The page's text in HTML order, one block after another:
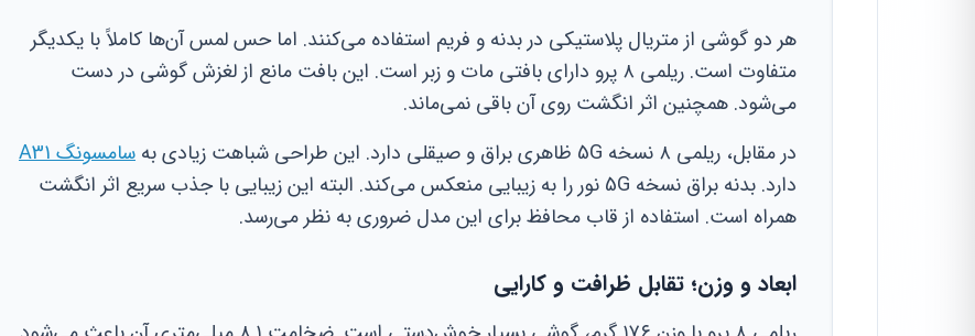
هر دو گوشی از متریال پلاستیکی در بدنه و فریم استفاده می‌کنند. اما حس لمس آن‌ها کاملاً با یکدیگر
متفاوت است. ریلمی ۸ پرو دارای بافتی مات و زبر است. این بافت مانع از لغزش گوشی در دست
می‌شود. همچنین اثر انگشت روی آن باقی نمی‌ماند.
در مقابل، ریلمی ۸ نسخه 5G ظاهری براق و صیقلی دارد. این طراحی شباهت زیادی به
سامسونگ A31
دارد. بدنه براق نسخه 5G نور را به زیبایی منعکس می‌کند. البته این زیبایی با جذب سریع اثر انگشت
همراه است. استفاده از قاب محافظ برای این مدل ضروری به نظر می‌رسد.
ابعاد و وزن؛ تقابل ظرافت و کارایی